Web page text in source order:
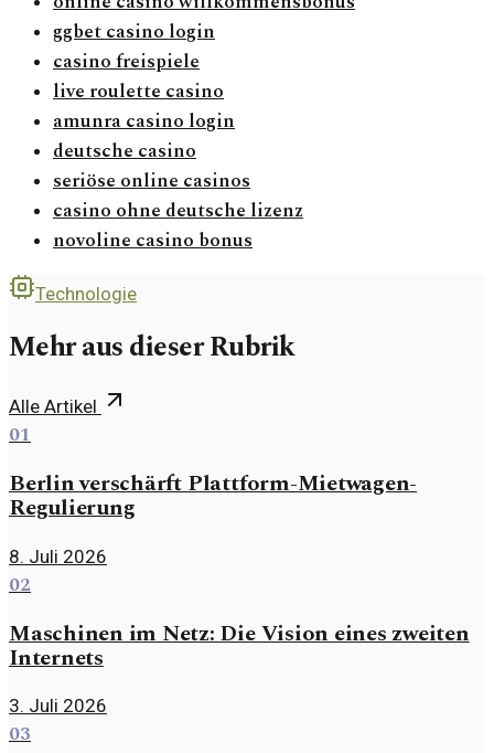
ggbet casino login
casino freispiele
live roulette casino
amunra casino login
deutsche casino
seriöse online casinos
casino ohne deutsche lizenz
novoline casino bonus
Technologie
Mehr aus dieser Rubrik
Alle Artikel
01
Berlin verschärft Plattform-Mietwagen-
Regulierung
8. Juli 2026
02
Maschinen im Netz: Die Vision eines zweiten
Internets
3. Juli 2026
03